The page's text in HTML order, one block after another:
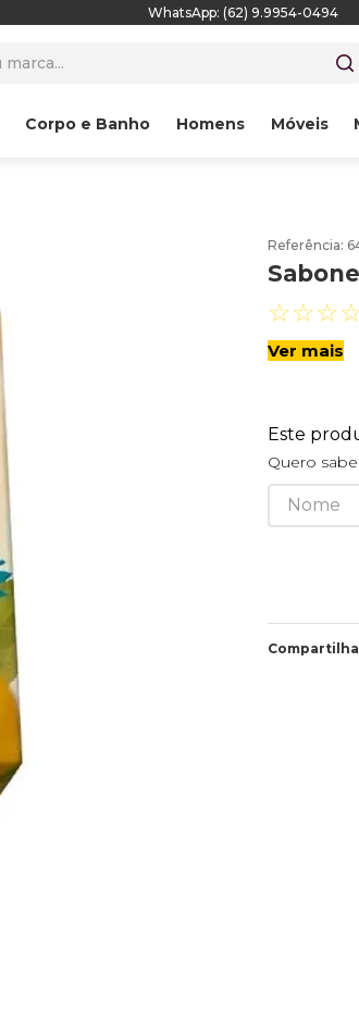
WhatsApp: (62) 9.9954-0494
Corpo e Banho Homens Móveis
Referência:
☆☆☆
Ver mais
Este
Quero